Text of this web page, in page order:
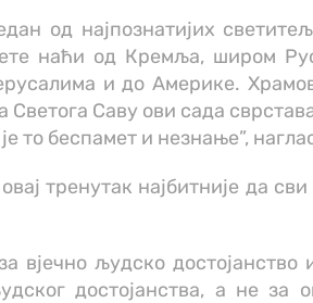
од најпознатијих
наћи од Кремља, широм
и до Америке.
Светога Саву ови сада
то беспамет и незнање”,
тренутак најбитније да
вјечно људско
достојанства, а не за